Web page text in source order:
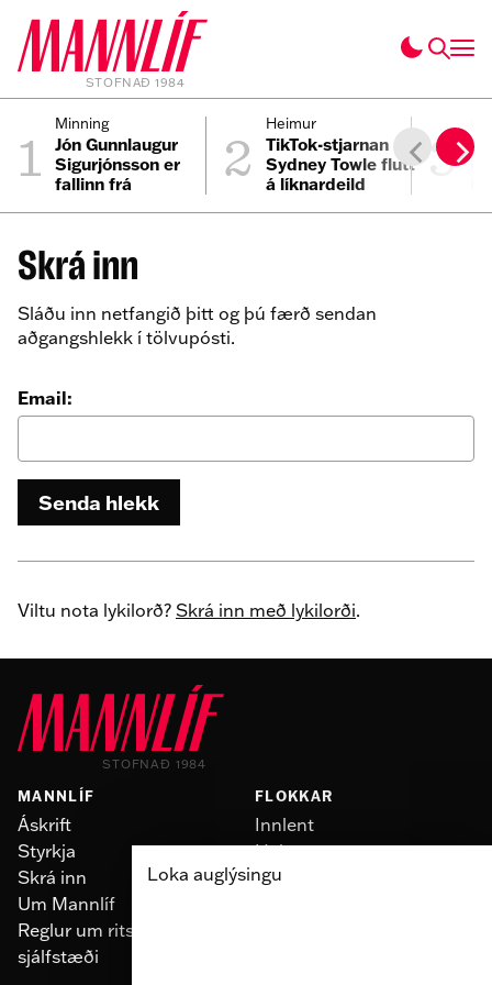
STOFNAÐ 1984
1 Minning
Jón Gunnlaugur
Sigurjónsson er
fallinn frá
2 Heimur
TikTok-stjarnan
Sydney Towle flutt
á líknardeild
3
Skrá inn
Sláðu inn netfangið þitt og þú færð sendan
aðgangshlekk í tölvupósti.
Email:
Senda hlekk
Viltu nota lykilorð? Skrá inn með lykilorði.
STOFNAÐ 1984
MANNLÍF
Áskrift
Styrkja
Skrá inn
Um Mannlíf
Reglur um ritstjórnarlegt
sjálfstæði
FLOKKAR
Innlent
Heimur
Slúður
Loka auglýsingu